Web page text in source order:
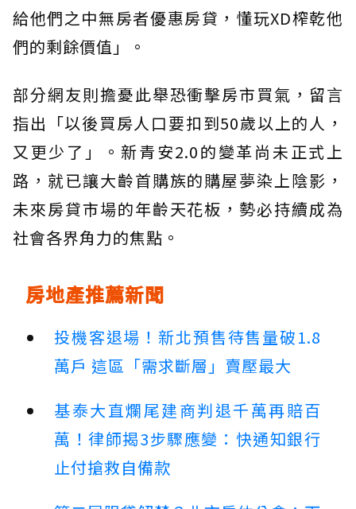
給他們之中無房者優惠房貸，懂玩XD榨乾他
們的剩餘價值」。
部分網友則擔憂此舉恐衝擊房市買氣，留言
指出「以後買房人口要扣到50歲以上的人，
又更少了」。新青安2.0的變革尚未正式上
路，就已讓大齡首購族的購屋夢染上陰影，
未來房貸市場的年齡天花板，勢必持續成為
社會各界角力的焦點。
房地產推薦新聞
投機客退場！新北預售待售量破1.8
萬戶 這區「需求斷層」賣壓最大
基泰大直爛尾建商判退千萬再賠百
萬！律師揭3步驟應變：快通知銀行
止付搶救自備款